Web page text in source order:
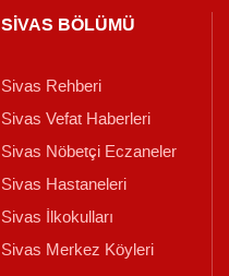
SİVAS BÖLÜMÜ
Sivas Rehberi
Sivas Vefat Haberleri
Sivas Nöbetçi Eczaneler
Sivas Hastaneleri
Sivas İlkokulları
Sivas Merkez Köyleri